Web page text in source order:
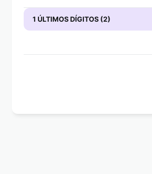
1 ÚLTIMOS DÍGITOS (2)